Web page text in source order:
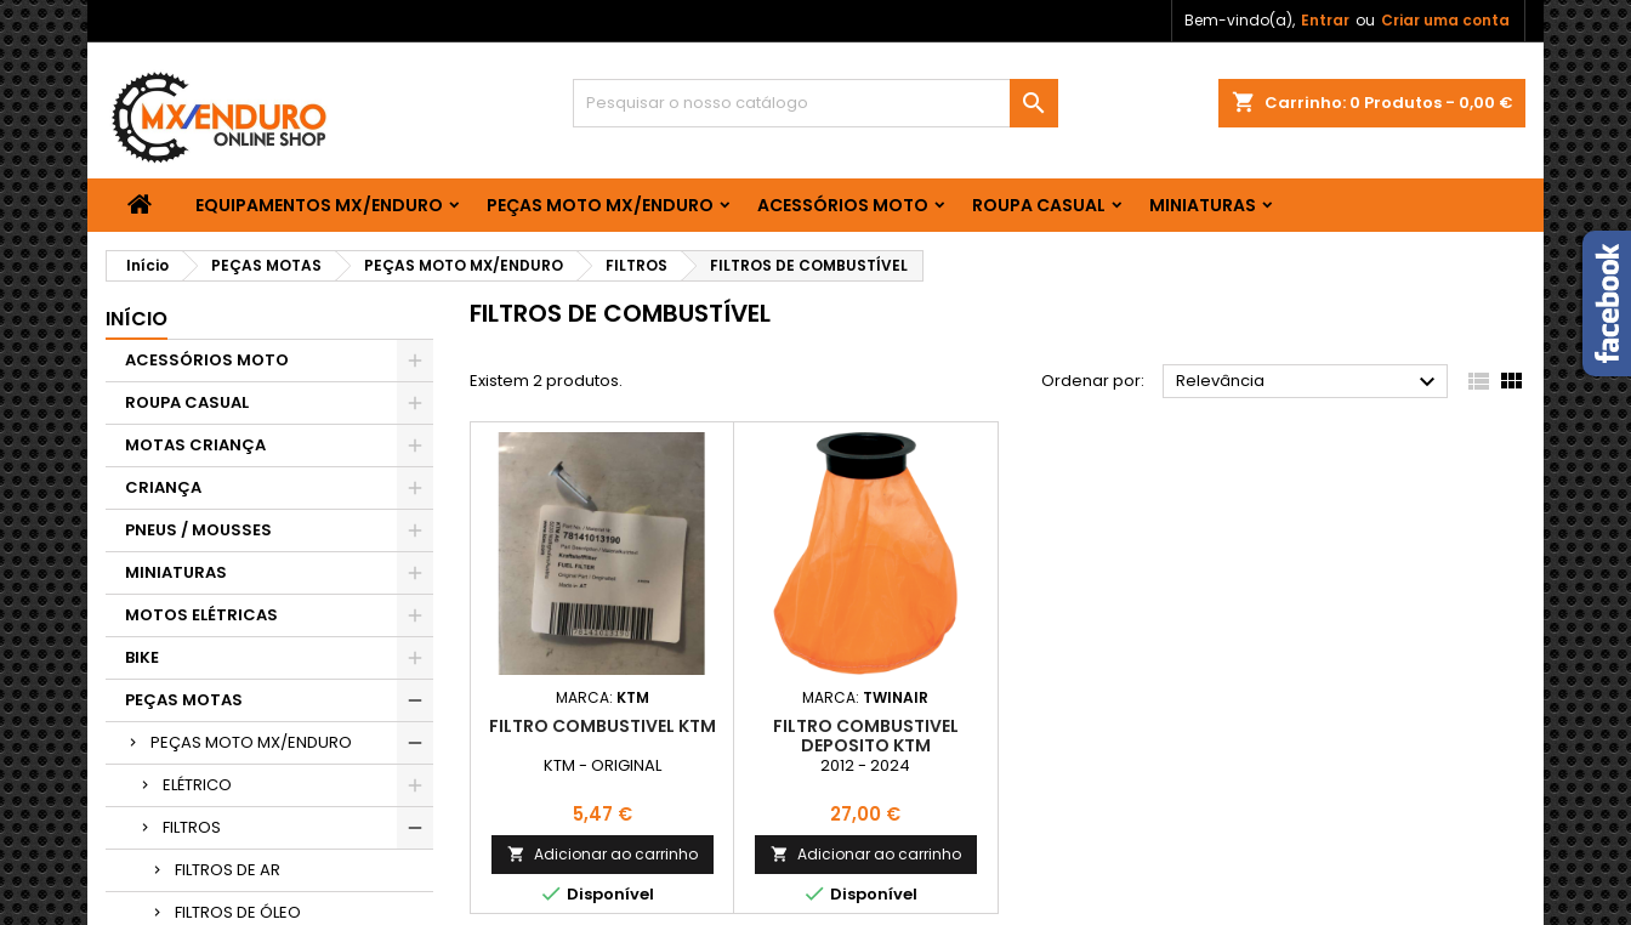
Bem-vindo(a), Entrar ou Criar uma conta
shopping_cart Carrinho: 0 Produtos - 0,00 €

EQUIPAMENTOS MX/ENDURO PEÇAS MOTO MX/ENDURO ACESSÓRIOS MOTO ROUPA CASUAL MINIATURAS
Início PEÇAS MOTAS PEÇAS MOTO MX/ENDURO FILTROS FILTROS DE COMBUSTÍVEL
INÍCIO
ACESSÓRIOS MOTO
ROUPA CASUAL
MOTAS CRIANÇA
CRIANÇA
PNEUS / MOUSSES
MINIATURAS
MOTOS ELÉTRICAS
BIKE
PEÇAS MOTAS
PEÇAS MOTO MX/ENDURO
ELÉTRICO
FILTROS
FILTROS DE AR
FILTROS DE ÓLEO
FILTROS DE COMBUSTÍVEL
Existem 2 produtos. Ordenar por: Relevância   
MARCA: KTM
FILTRO COMBUSTIVEL KTM
KTM - ORIGINAL
Preço
5,47 €
 Adicionar ao carrinho
 Disponível
MARCA: TWINAIR
FILTRO COMBUSTIVEL
DEPOSITO KTM
2012 - 2024
Preço
27,00 €
 Adicionar ao carrinho
 Disponível